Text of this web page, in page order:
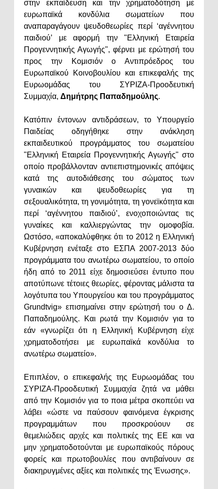
στην εκπαίδευση και την χρηματοδότηση με
ευρωπαϊκά κονδύλια σωματείων που
αναπαραγάγουν ψευδοθεωρίες περί ‘αγέννητου
παιδιού’ με αφορμή την "Ελληνική Εταιρεία
Προγεννητικής Αγωγής", φέρνει με ερώτησή του
προς την Κομισιόν ο Αντιπρόεδρος του
Ευρωπαϊκού Κοινοβουλίου και επικεφαλής της
Ευρωομάδας του ΣΥΡΙΖΑ-Προοδευτική
Συμμαχία, Δημήτρης Παπαδημούλης.
Κατόπιν έντονων αντιδράσεων, το Υπουργείο
Παιδείας οδηγήθηκε στην ανάκληση
εκπαιδευτικού προγράμματος του σωματείου
"Ελληνική Εταιρεία Προγεννητικής Αγωγής" στο
οποίο προβάλλονταν αντιεπιστημονικές απόψεις
κατά της αυτοδιάθεσης του σώματος των
γυναικών και ψευδοθεωρίες για τη
σεξουαλικότητα, τη γονιμότητα, τη γονεϊκότητα και
περί ‘αγέννητου παιδιού’, ενοχοποιώντας τις
γυναίκες και καλλιεργώντας την ομοφοβία.
Ωστόσο, «αποκαλύφθηκε ότι το 2012 η Ελληνική
Κυβέρνηση ενέταξε στο ΕΣΠΑ 2007-2013 δύο
προγράμματα του ανωτέρω σωματείου, το οποίο
ήδη από το 2011 είχε δημοσιεύσει έντυπο που
αποτύπωνε τέτοιες θεωρίες, φέροντας μάλιστα τα
λογότυπα του Υπουργείου και του προγράμματος
Grundtvig» επισημαίνει στην ερώτησή του ο Δ.
Παπαδημούλης. Και ρωτά την Κομισιόν για το
εάν «γνωρίζει ότι η Ελληνική Κυβέρνηση είχε
χρηματοδοτήσει με ευρωπαϊκά κονδύλια το
ανωτέρω σωματείο».
Επιπλέον, ο επικεφαλής της Ευρωομάδας του
ΣΥΡΙΖΑ-Προοδευτική Συμμαχία ζητά να μάθει
από την Κομισιόν για το ποια μέτρα σκοπεύει να
λάβει «ώστε να παύσουν φαινόμενα έγκρισης
προγραμμάτων που προσκρούουν σε
θεμελιώδεις αρχές και πολιτικές της ΕΕ και να
μην χρηματοδοτούνται με ευρωπαϊκούς πόρους
φορείς και πρωτοβουλίες που αντιβαίνουν σε
διακηρυγμένες αξίες και πολιτικές της Ένωσης».